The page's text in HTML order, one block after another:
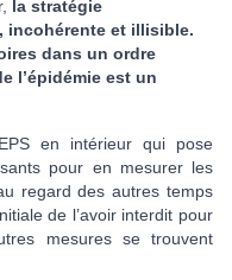
la stratégie
incohérente et illisible.
dans un ordre
l’épidémie est un
en intérieur qui pose
pour en mesurer les
regard des autres temps
de l’avoir interdit pour
mesures se trouvent